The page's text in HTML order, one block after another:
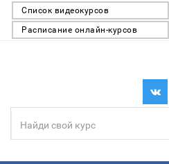
Список видеокурсов
Расписание онлайн-курсов